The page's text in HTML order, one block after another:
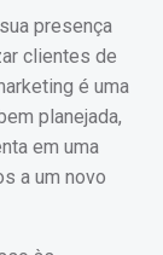
presença
clientes de
é uma
planejada,
em uma
a um novo